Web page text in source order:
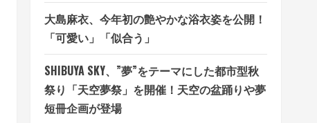
大島麻衣、今年初の艶やかな浴衣姿を公開！
「可愛い」「似合う」
SHIBUYA SKY、”夢”をテーマにした都市型秋
祭り「天空夢祭」を開催！天空の盆踊りや夢
短冊企画が登場